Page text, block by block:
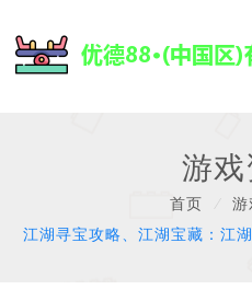
游
首页 游
江湖寻宝攻略、江湖宝藏：江